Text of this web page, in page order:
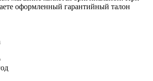
оформленный гарантийный талон